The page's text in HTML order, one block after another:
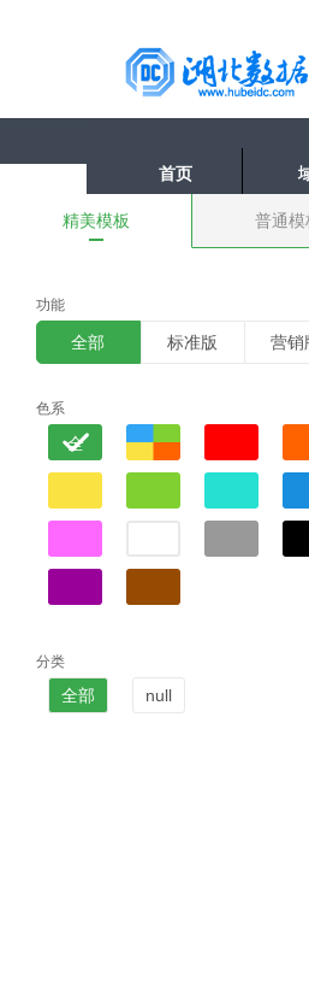
首页
精美模板 普通模
功能
全部 标准版 营销
色系
全
部
分类
全部 null